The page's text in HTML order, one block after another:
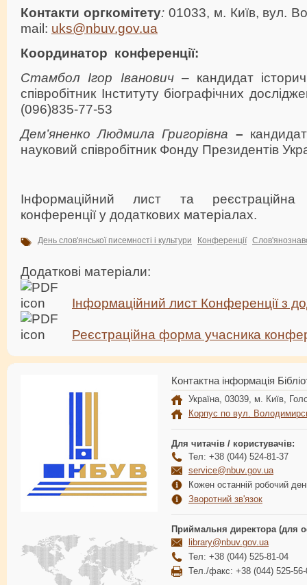
Контакти оргкомітету:01033, м. Київ, вул.
mail: uks@nbuv.gov.ua
Координатор конференції:
Стамбол Ігор Іванович– кандидат
співробітник Інституту біографічних
(096)835-77-53
Дем’яненко Людмила Григорівна –
науковий співробітник Фонду Президентів
Інформаційний лист та
конференції у додаткових матеріалах.
День слов'янської писемності і культури Конференції
Додаткові матеріали:
Інформаційний лист Конференції з
Реєстраційна форма учасника
Контактна інформація
Україна, 03039, м. Київ,
Корпус по вул.
Для читачів / користувачів:
Тел: +38 (044) 524-81-37
service@nbuv.gov.ua
Кожен останній робочий
Зворотний зв'язок
Приймальня директора (для
library@nbuv.gov.ua
Тел: +38 (044) 525-81-04
Тел./факс: +38 (044) 525-56-